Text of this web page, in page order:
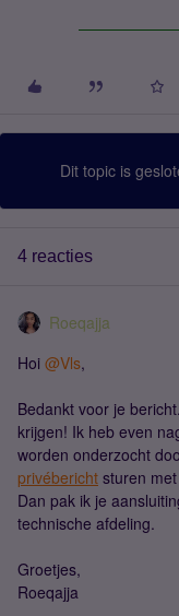
Dit topic is
4 reacties
Roeqajja
Hoi @Vls,
Bedankt voor je
krijgen! Ik heb even
worden onderzocht
privébericht sturen
Dan pak ik je
technische afdeling.
Groetjes,
Roeqajja